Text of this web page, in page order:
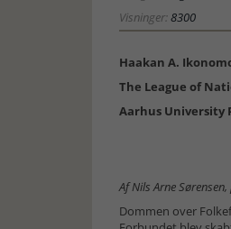
Visninger:8300
Haakan A.
The League of
Aarhus University
Af Nils Arne
Dommen over